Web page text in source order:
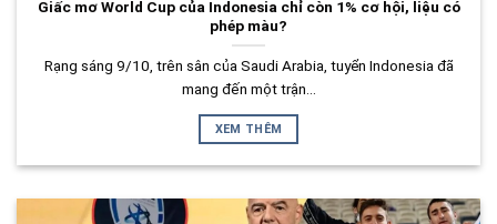
Giấc mơ World Cup của Indonesia chỉ còn 1% cơ hội, liệu có
phép màu?
Rạng sáng 9/10, trên sân của Saudi Arabia, tuyển Indonesia đã
mang đến một trận...
XEM THÊM